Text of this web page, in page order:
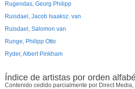
Rugendas, Georg Philipp
Ruisdael, Jacob Isaaksz. van
Ruisdael, Salomon van
Runge, Philipp Otto
Ryder, Albert Pinkham
Índice de artistas por orden
Contenido cedido parcialmente por Direct